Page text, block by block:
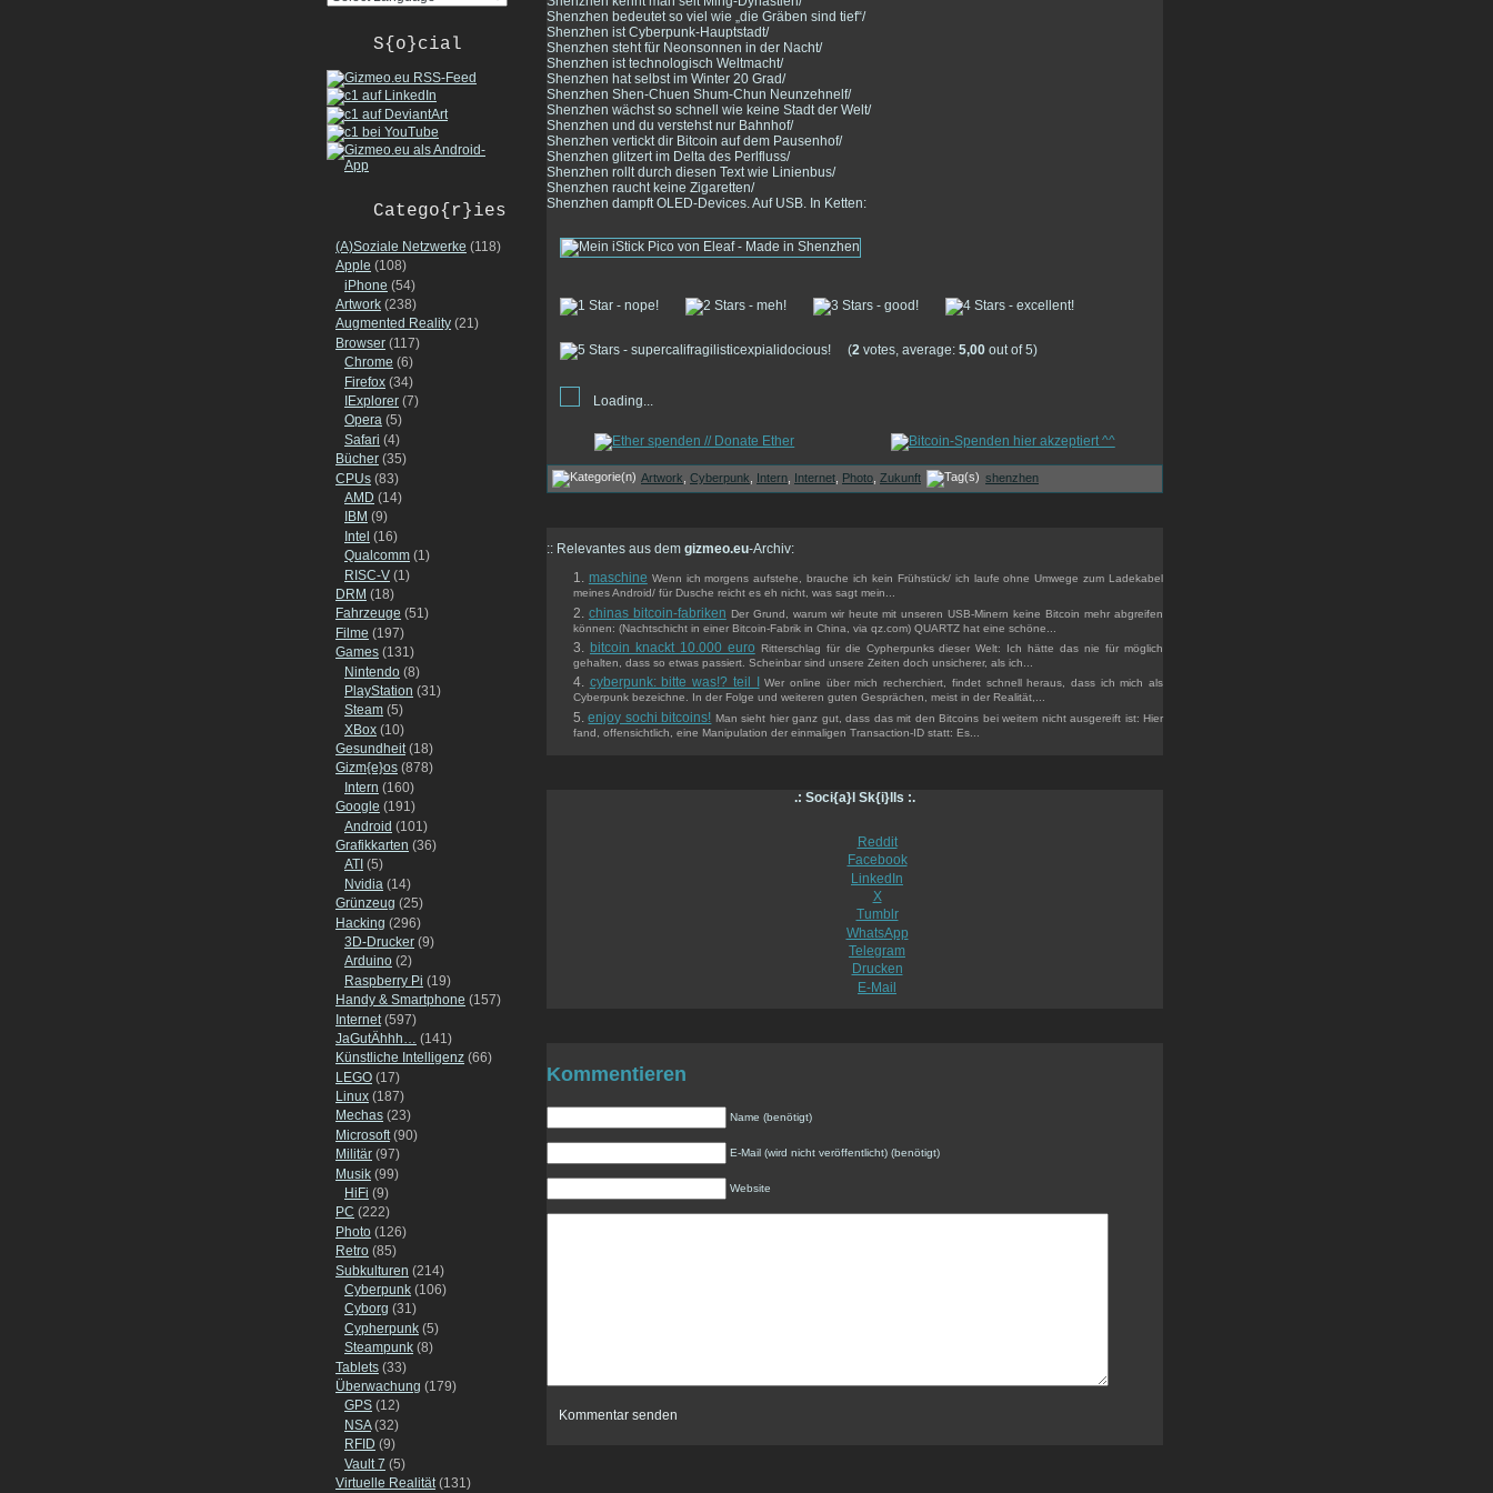
S{o}cial
Catego{r}ies
(A)Soziale Netzwerke (118)
Apple (108)
iPhone (54)
Artwork (238)
Augmented Reality (21)
Browser (117)
Chrome (6)
Firefox (34)
IExplorer (7)
Opera (5)
Safari (4)
Bücher (35)
CPUs (83)
AMD (14)
IBM (9)
Intel (16)
Qualcomm (1)
RISC-V (1)
DRM (18)
Fahrzeuge (51)
Filme (197)
Games (131)
Nintendo (8)
PlayStation (31)
Steam (5)
XBox (10)
Gesundheit(18)
Gizm{e}os (878)
Intern (160)
Google (191)
Android (101)
Grafikkarten (36)
ATI (5)
Nvidia (14)
Grünzeug (25)
Hacking (296)
3D-Drucker (9)
Arduino (2)
Raspberry Pi (19)
Handy & Smartphone (157)
Internet (597)
JaGutÄhhh… (141)
Künstliche Intelligenz (66)
LEGO (17)
Linux (187)
Mechas (23)
Microsoft(90)
Militär (97)
Musik (99)
HiFi (9)
PC (222)
Photo (126)
Retro (85)
Subkulturen (214)
Cyberpunk (106)
Cyborg (31)
Cypherpunk (5)
Steampunk (8)
Tablets (33)
Überwachung (179)
GPS (12)
NSA(32)
RFID (9)
Vault 7 (5)
Virtuelle Realität(131)
Shenzhen bedeutet so viel wie „die Gräben sind tief“/
Shenzhen ist Cyberpunk-Hauptstadt/
Shenzhen steht für Neonsonnen in der Nacht/
Shenzhen ist technologisch Weltmacht/
Shenzhen hat selbst im Winter 20 Grad/
Shenzhen Shen-Chuen Shum-Chun Neunzehnelf/
Shenzhen wächst so schnell wie keine Stadt der Welt/
Shenzhen und du verstehst nur Bahnhof/
Shenzhen vertickt dir Bitcoin auf dem Pausenhof/
Shenzhen glitzert im Delta des Perlfluss/
Shenzhen rollt durch diesen Text wie Linienbus/
Shenzhen raucht keine Zigaretten/
Shenzhen dampft OLED-Devices. Auf USB. In Ketten:
(2 votes, average: 5,00 out of 5)
Loading...
Artwork Cyberpunk Intern Internet Photo Zukunft shenzhen
:: Relevantes aus dem gizmeo.eu-Archiv:
maschine Wenn ich morgens aufstehe, brauche ich kein Frühstück/ ich laufe ohne Umwege zum Ladekabel
meines Android/ für Dusche reicht es eh nicht, was sagt mein...
chinas bitcoin-fabriken Der Grund, warum wir heute mit unseren USB-Minern keine Bitcoin mehr abgreifen
können: (Nachtschicht in einer Bitcoin-Fabrik in China, via qz.com) QUARTZ hat eine schöne...
bitcoin knackt 10.000 euro
Ritterschlag für die Cypherpunks dieser Welt: Ich hätte das nie für möglich
gehalten, dass so etwas passiert. Scheinbar sind unsere Zeiten doch unsicherer, als ich...
cyberpunk: bitte was!? teil I
Wer online über mich recherchiert, findet schnell heraus, dass ich mich als
Cyberpunk bezeichne. In der Folge und weiteren guten Gesprächen, meist in der Realität,...
enjoy sochi bitcoins! Man sieht hier ganz gut, dass das mit den Bitcoins bei weitem nicht ausgereift ist: Hier
fand, offensichtlich, eine Manipulation der einmaligen Transaction-ID statt: Es...
.: Soci{a}l Sk{i}lls :.
Reddit
Facebook
LinkedIn
X
Tumblr
WhatsApp
Telegram
Drucken
E-Mail
Kommentieren
Name (benötigt)
E-Mail (wird nicht veröffentlicht) (benötigt)
Website